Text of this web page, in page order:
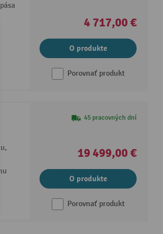
4 717,00 €
O produkte
Porovnať produkt
45 pracovných dní
19 499,00 €
O produkte
Porovnať produkt